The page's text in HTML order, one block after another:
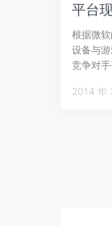
平台
根据微
设备与
竞争对